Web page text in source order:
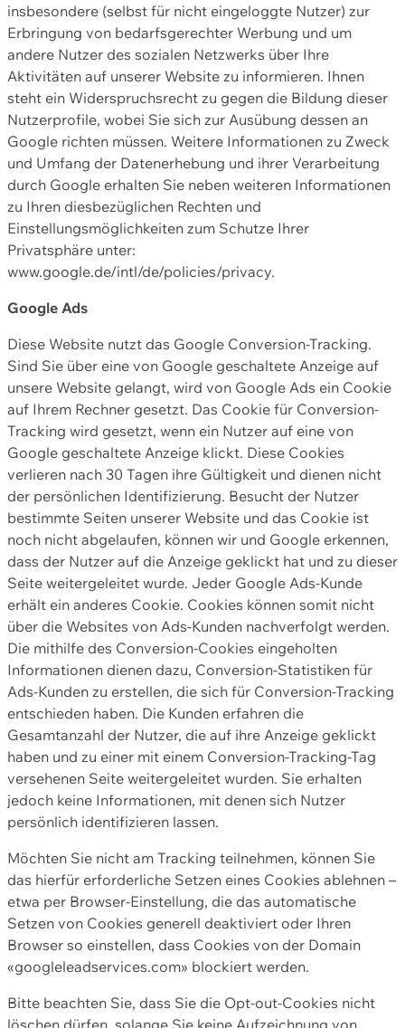
insbesondere (selbst für nicht eingeloggte Nutzer) zur
Erbringung von bedarfsgerechter Werbung und um
andere Nutzer des sozialen Netzwerks über Ihre
Aktivitäten auf unserer Website zu informieren. Ihnen
steht ein Widerspruchsrecht zu gegen die Bildung dieser
Nutzerprofile, wobei Sie sich zur Ausübung dessen an
Google richten müssen. Weitere Informationen zu Zweck
und Umfang der Datenerhebung und ihrer Verarbeitung
durch Google erhalten Sie neben weiteren Informationen
zu Ihren diesbezüglichen Rechten und
Einstellungsmöglichkeiten zum Schutze Ihrer
Privatsphäre unter:
www.google.de/intl/de/policies/privacy.
Google Ads
Diese Website nutzt das Google Conversion-Tracking.
Sind Sie über eine von Google geschaltete Anzeige auf
unsere Website gelangt, wird von Google Ads ein Cookie
auf Ihrem Rechner gesetzt. Das Cookie für Conversion-
Tracking wird gesetzt, wenn ein Nutzer auf eine von
Google geschaltete Anzeige klickt. Diese Cookies
verlieren nach 30 Tagen ihre Gültigkeit und dienen nicht
der persönlichen Identifizierung. Besucht der Nutzer
bestimmte Seiten unserer Website und das Cookie ist
noch nicht abgelaufen, können wir und Google erkennen,
dass der Nutzer auf die Anzeige geklickt hat und zu dieser
Seite weitergeleitet wurde. Jeder Google Ads-Kunde
erhält ein anderes Cookie. Cookies können somit nicht
über die Websites von Ads-Kunden nachverfolgt werden.
Die mithilfe des Conversion-Cookies eingeholten
Informationen dienen dazu, Conversion-Statistiken für
Ads-Kunden zu erstellen, die sich für Conversion-Tracking
entschieden haben. Die Kunden erfahren die
Gesamtanzahl der Nutzer, die auf ihre Anzeige geklickt
haben und zu einer mit einem Conversion-Tracking-Tag
versehenen Seite weitergeleitet wurden. Sie erhalten
jedoch keine Informationen, mit denen sich Nutzer
persönlich identifizieren lassen.
Möchten Sie nicht am Tracking teilnehmen, können Sie
das hierfür erforderliche Setzen eines Cookies ablehnen –
etwa per Browser-Einstellung, die das automatische
Setzen von Cookies generell deaktiviert oder Ihren
Browser so einstellen, dass Cookies von der Domain
«googleleadservices.com» blockiert werden.
Bitte beachten Sie, dass Sie die Opt-out-Cookies nicht